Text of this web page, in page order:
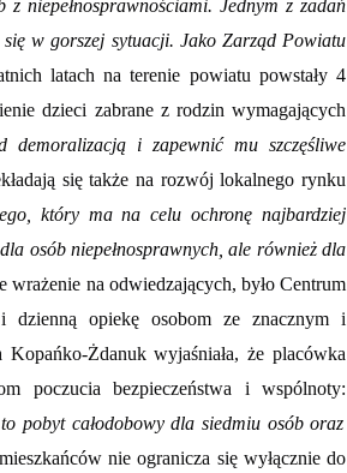
niepełnosprawnościami. Jednym z zadań
w gorszej sytuacji. Jako Zarząd Powiatu
latach na terenie powiatu powstały 4
dzieci zabrane z rodzin wymagających
demoralizacją i zapewnić mu szczęśliwe
się także na rozwój lokalnego rynku
który ma na celu ochronę najbardziej
osób niepełnosprawnych, ale również dla
wrażenie na odwiedzających, było Centrum
dzienną opiekę osobom ze znacznym i
Żdanuk wyjaśniała, że placówka
poczucia bezpieczeństwa i wspólnoty:
pobyt całodobowy dla siedmiu osób oraz
nie ogranicza się wyłącznie do